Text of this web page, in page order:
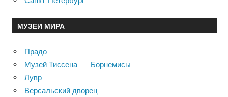
МУЗЕИ МИРА
Прадо
Музей Тиссена — Борнемисы
Лувр
Версальский дворец